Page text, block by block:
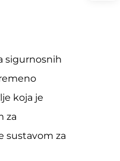
sigurnosnih
koja je
za
sustavom za